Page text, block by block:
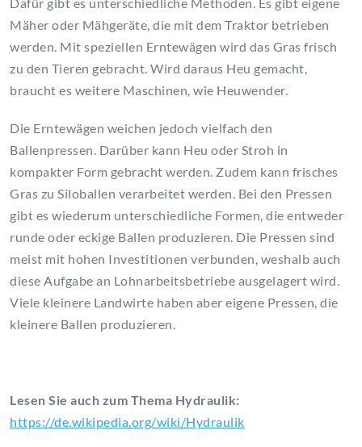
Mäher oder Mähgeräte, die mit dem Traktor betrieben
werden. Mit speziellen Erntewägen wird das Gras frisch
zu den Tieren gebracht. Wird daraus Heu gemacht,
braucht es weitere Maschinen, wie Heuwender.
Die Erntewägen weichen jedoch vielfach den
Ballenpressen. Darüber kann Heu oder Stroh in
kompakter Form gebracht werden. Zudem kann frisches
Gras zu Siloballen verarbeitet werden. Bei den Pressen
gibt es wiederum unterschiedliche Formen, die entweder
runde oder eckige Ballen produzieren. Die Pressen sind
meist mit hohen Investitionen verbunden, weshalb auch
diese Aufgabe an Lohnarbeitsbetriebe ausgelagert wird.
Viele kleinere Landwirte haben aber eigene Pressen, die
kleinere Ballen produzieren.
Lesen Sie auch zum Thema Hydraulik:
https://de.wikipedia.org/wiki/Hydraulik